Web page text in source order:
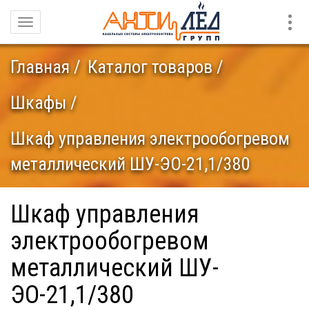
Навигация
Главная
Каталог товаров
Шкафы
Шкаф управления электрообогревом
металлический ШУ-ЭО-21,1/380
Шкаф управления
электрообогревом
металлический ШУ-
ЭО-21,1/380